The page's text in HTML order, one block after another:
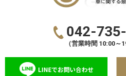
042-
（営業時間 10:00～
LINEでお問い合わせ